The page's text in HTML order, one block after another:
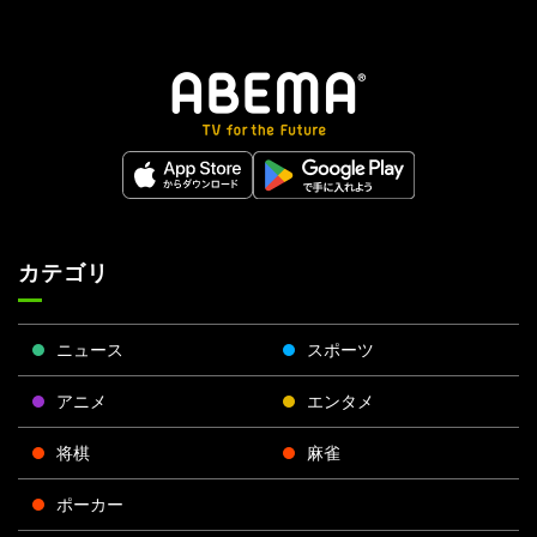
カテゴリ
ニュース スポーツ
アニメ エンタメ
将棋 麻雀
ポーカー